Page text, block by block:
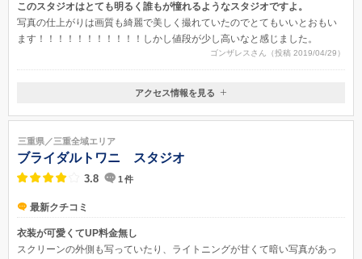
このスタジオはとても明るく誰もが憧れるようなスタジオですよ。
写真の仕上がりは画質も綺麗で美しく撮れていたのでとてもいいとおもい
ます！！！！！！！！！！！しかし値段が少し高いなと感じました。
ゴンザレスさん（投稿 2019/04/29）
三重県伊勢市小木町635-1
近鉄伊勢市駅またはJR伊勢市駅より車で10分
アクセス情報を見る
三重県／三重全域エリア
ブライダルトワニ スタジオ
3.8 1 件
最新クチコミ
衣装が可愛くてUP料金無し
スクリーンの外側も写っていたり、ライトニングが甘くて暗い写真があっ